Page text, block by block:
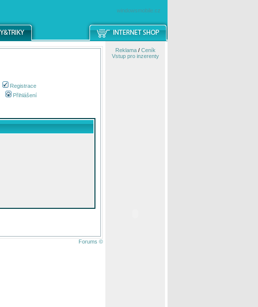
windowsmobile.cz
Registrace
Přihlášení
Forums ©
Reklama/ Ceník
Vstup pro inzerenty